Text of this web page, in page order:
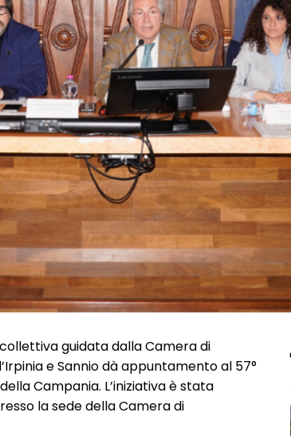
collettiva guidata dalla Camera di
e Sannio dà appuntamento al 57°
Campania. L’iniziativa è stata
la sede della Camera di